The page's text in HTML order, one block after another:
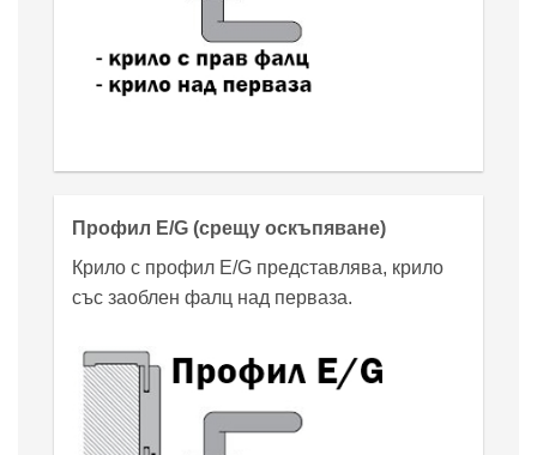
Профил E/G (срещу оскъпяване)
Крило с профил E/G представлява, крило
със заоблен фалц над перваза.